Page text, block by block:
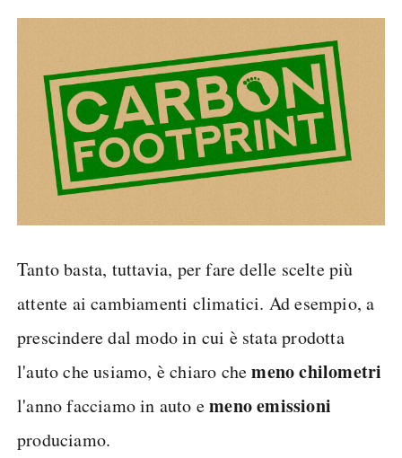
Tanto basta, tuttavia, per fare delle scelte più
attente ai cambiamenti climatici. Ad esempio, a
prescindere dal modo in cui è stata prodotta
l'auto che usiamo, è chiaro chemeno chilometri
l'anno facciamo in auto emeno emissioni
produciamo.